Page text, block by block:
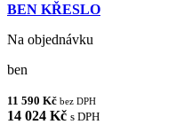
BEN KŘESLO
Na objednávku
ben
11 590 Kč bez DPH
14 024 Kč s DPH